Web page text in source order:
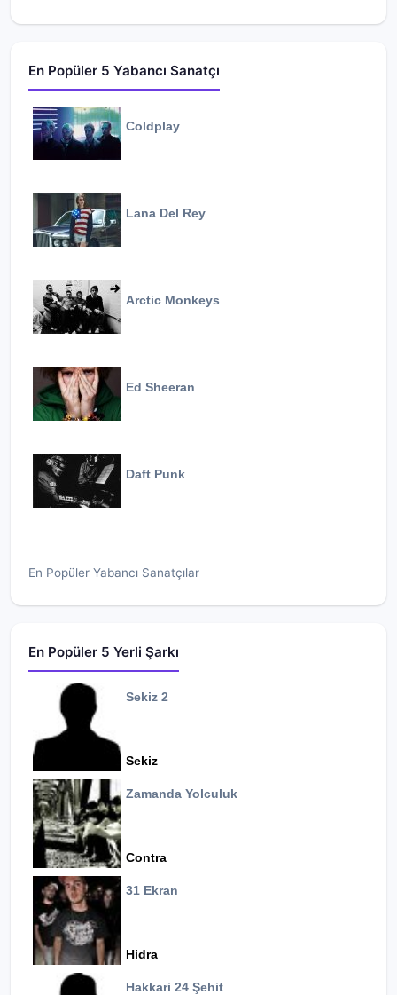
En Popüler 5 Yabancı Sanatçı
Coldplay
Lana Del Rey
Arctic Monkeys
Ed Sheeran
Daft Punk
En Popüler Yabancı Sanatçılar
En Popüler 5 Yerli Şarkı
Sekiz 2
Sekiz
Zamanda Yolculuk
Contra
31 Ekran
Hidra
Hakkari 24 Şehit